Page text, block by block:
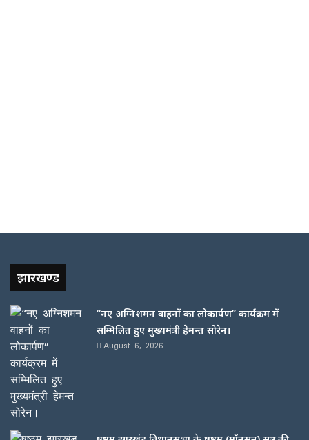
झारखण्ड
“नए अग्निशमन वाहनों का लोकार्पण” कार्यक्रम में
सम्मिलित हुए मुख्यमंत्री हेमन्त सोरेन।
August 6, 2026